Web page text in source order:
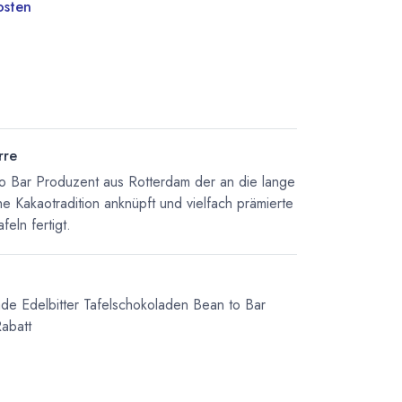
Bar Produzent aus Rotterdam der an die lange
Kakaotradition anknüpft und vielfach prämierte
fertigt.
Edelbitter Tafelschokoladen Bean to Bar